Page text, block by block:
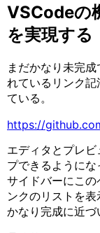
VSCodeの
を実現する
まだかなり未完
れているリンク
ている。
https://
エディタとプレ
プできるようにな
サイドバーにこの
ンクのリストを表
かなり完成に近づ